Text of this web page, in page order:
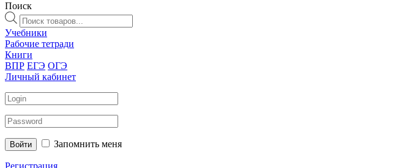
Поиск
Поиск
товаров
Учебники
Рабочие тетради
Книги
ВПР ЕГЭ ОГЭ
Личный кабинет
Войти Запомнить меня
Регистрация